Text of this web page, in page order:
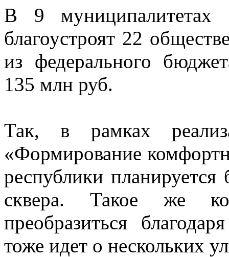
В 9
благоустроят 22
из федерального
135 млн руб.
Так, в рамках
«Формирование
республики
сквера. Такое же
преобразиться
тоже идет о нескольких